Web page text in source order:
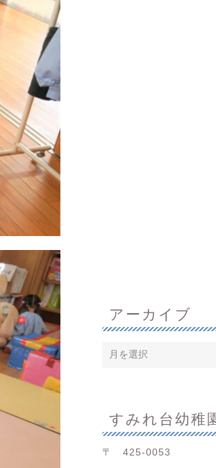
アーカイブ
すみれ台幼稚
〒 425-0053